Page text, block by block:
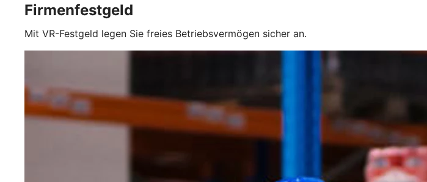
Firmenfestgeld
Mit VR-Festgeld legen Sie freies Betriebsvermögen sicher an.